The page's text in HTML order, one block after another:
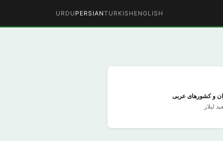
ENGLISH
TURKISH
PERSIAN
URDU
و کشورهای عربی
لیلاز